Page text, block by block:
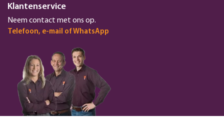
Klantenservice
Neem contact met ons op.
Telefoon, e-mail of WhatsApp